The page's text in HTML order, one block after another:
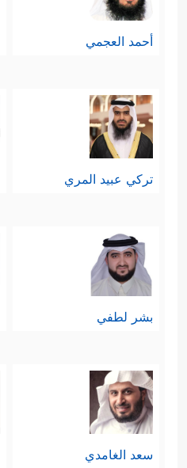
أحمد العجمي
تركي عبيد المري
بشر لطفي
سعد الغامدي